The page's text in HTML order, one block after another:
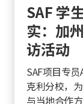
SAF 学
实：加
访活动
SAF项目专
克利分校，
与当地合作